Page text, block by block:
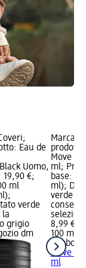
Eau de
Uomo,
19,90 €;
ml
verde
la
grigio
dm
Marca:
Move
ml;
base:
ml);
verde
8,99 €
100 ml
Reebok
Move
ml